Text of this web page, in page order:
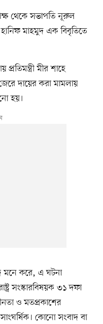
থেকে সভাপতি নূরুল
মাহমুদ এক বিবৃতিতে
মীর শাহে
দায়ের করা মামলায়
হয়।
মনে করে, এ ঘটনা
সংস্কারবিষয়ক ৩১ দফা
ও মতপ্রকাশের
কোনো সংবাদ বা